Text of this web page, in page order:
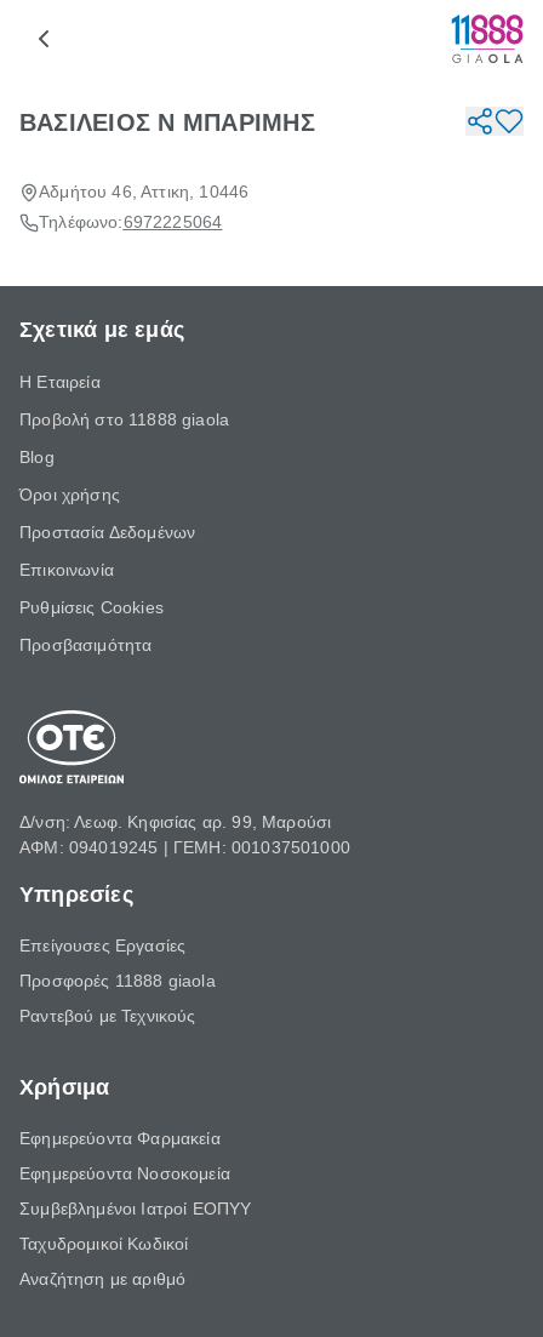
ΒΑΣΙΛΕΙΟΣ Ν ΜΠΑΡΙΜΗΣ
Αδμήτου 46, Αττικη, 10446
Τηλέφωνο:6972225064
Σχετικά με εμάς
Η Εταιρεία
Προβολή στο 11888 giaola
Blog
Όροι χρήσης
Προστασία Δεδομένων
Επικοινωνία
Ρυθμίσεις Cookies
Προσβασιμότητα
Δ/νση: Λεωφ. Κηφισίας αρ. 99, Μαρούσι
ΑΦΜ: 094019245 | ΓΕΜΗ: 001037501000
Υπηρεσίες
Επείγουσες Εργασίες
Προσφορές 11888 giaola
Ραντεβού με Τεχνικούς
Χρήσιμα
Εφημερεύοντα Φαρμακεία
Εφημερεύοντα Νοσοκομεία
Συμβεβλημένοι Ιατροί ΕΟΠΥΥ
Ταχυδρομικοί Κωδικοί
Αναζήτηση με αριθμό